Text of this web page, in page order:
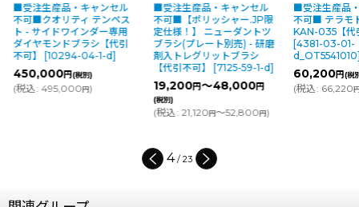
■受注生産品・キャンセル
不可■クオリティ テンペス
ト - サイドワインダー専用
ダイヤモンドブラシ【代引
不可】
[10294-04-1-d]
450,000円(税別)
(税込: 495,000円)
■受注生産品・キャンセル
不可■【ポリッシャー.JP限
定仕様！】 ニューダントツ
ブラシ(プレート別売) - 研磨
剤入トレグリットブラシ
【代引不可】
[7125-59-1-d]
19,200円～48,000円
(税別)
(税込: 21,120円～52,800円)
■受注生産品
不可■ テラモ
KAN-035【代
[4381-03-01-
d_OT5541010
60,200円(税
(税込: 66,220
4/ 23